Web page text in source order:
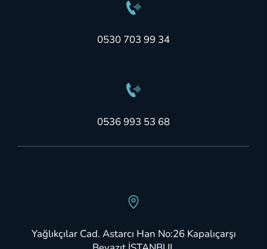
0530 703 99 34
0536 993 53 68
Yağlıkçılar Cad. Astarcı Han No:26 Kapalıçarşı